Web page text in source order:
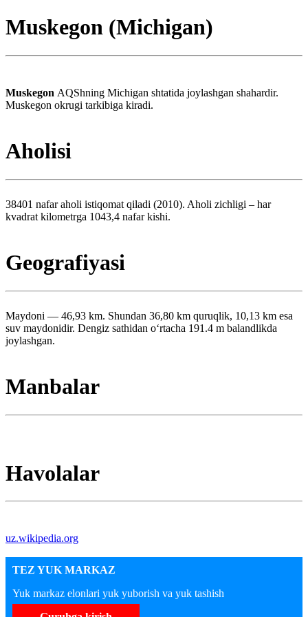
Muskegon (Michigan)
Muskegon AQShning Michigan shtatida joylashgan shahardir.
Muskegon okrugi tarkibiga kiradi.
Aholisi
38401 nafar aholi istiqomat qiladi (2010). Aholi zichligi – har
kvadrat kilometrga 1043,4 nafar kishi.
Geografiyasi
Maydoni — 46,93 km. Shundan 36,80 km quruqlik, 10,13 km esa
suv maydonidir. Dengiz sathidan oʻrtacha 191.4 m balandlikda
joylashgan.
Manbalar
Havolalar
uz.wikipedia.org
TEZ YUK MARKAZ
Yuk markaz elonlari yuk yuborish va yuk tashish